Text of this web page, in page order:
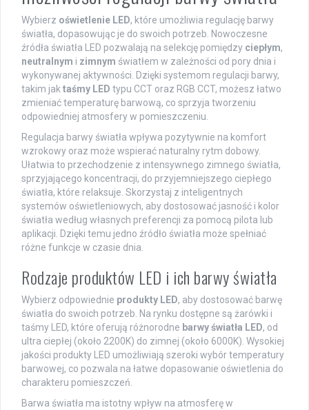
Wybierz oświetlenie LED, które umożliwia regulację barwy
światła, dopasowując je do swoich potrzeb. Nowoczesne
źródła światła LED pozwalają na selekcję pomiędzy ciepłym,
neutralnym i zimnym światłem w zależności od pory dnia i
wykonywanej aktywności. Dzięki systemom regulacji barwy,
takim jak taśmy LED typu CCT oraz RGB CCT, możesz łatwo
zmieniać temperaturę barwową, co sprzyja tworzeniu
odpowiedniej atmosfery w pomieszczeniu.
Regulacja barwy światła wpływa pozytywnie na komfort
wzrokowy oraz może wspierać naturalny rytm dobowy.
Ułatwia to przechodzenie z intensywnego zimnego światła,
sprzyjającego koncentracji, do przyjemniejszego ciepłego
światła, które relaksuje. Skorzystaj z inteligentnych
systemów oświetleniowych, aby dostosować jasność i kolor
światła według własnych preferencji za pomocą pilota lub
aplikacji. Dzięki temu jedno źródło światła może spełniać
różne funkcje w czasie dnia.
Rodzaje produktów LED i ich barwy światła
Wybierz odpowiednie produkty LED, aby dostosować barwę
światła do swoich potrzeb. Na rynku dostępne są żarówki i
taśmy LED, które oferują różnorodne barwy światła LED, od
ultra ciepłej (około 2200K) do zimnej (około 6000K). Wysokiej
jakości produkty LED umożliwiają szeroki wybór temperatury
barwowej, co pozwala na łatwe dopasowanie oświetlenia do
charakteru pomieszczeń.
Barwa światła ma istotny wpływ na atmosferę w